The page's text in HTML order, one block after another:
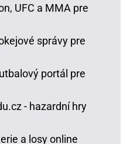
UFC a MMA pre
správy pre
portál pre
- hazardní hry
a losy online